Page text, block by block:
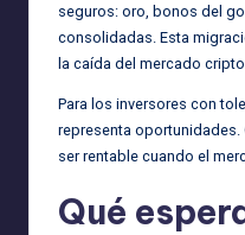
seguros: oro, bonos del
consolidadas. Esta
la caída del mercado
Para los inversores con
representa
ser rentable cuando el
Qué